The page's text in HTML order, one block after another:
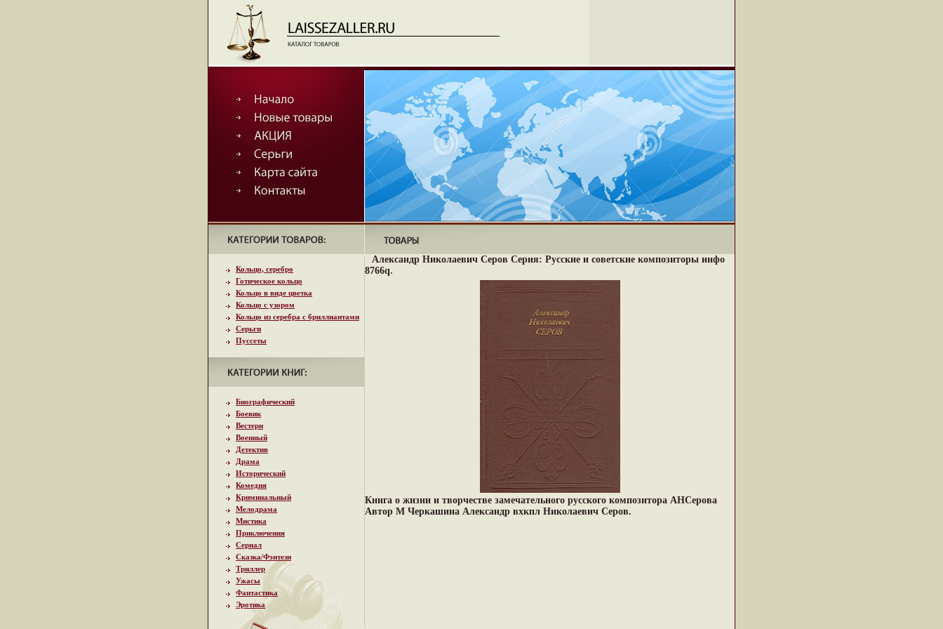
Кольцо, серебро
Готическое кольцо
Кольцо в виде цветка
Кольцо с узором
Кольцо из серебра с бриллиантами
Серьги
Пуссеты
Биографический
Боевик
Вестерн
Военный
Детектив
Драма
Исторический
Комедия
Криминальный
Мелодрама
Мистика
Приключения
Сериал
Сказка/Фэнтези
Триллер
Ужасы
Фантастика
Эротика
Александр Николаевич Серов Серия: Русские и советские композиторы инфо
8766q.
Книга о жизни и творчестве замечательного русского композитора АНСерова
Автор М Черкашина Александр вхкпл Николаевич Серов.